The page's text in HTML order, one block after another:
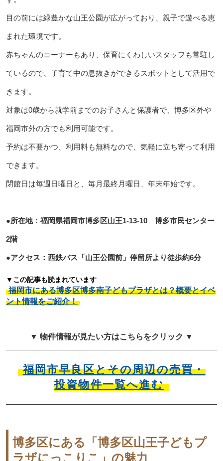
目の前には緑豊かな山王公園が広がっており、親子で遊べる恵
まれた環境です。
赤ちゃんのコーナーもあり、保育にくわしいスタッフも常駐し
ているので、子育て中の息抜きができるスポットとして活用で
きます。
対象は0歳から就学前までのお子さんと保護者で、博多区外や
福岡市外の方でも利用可能です。
予約は不要かつ、利用料も無料なので、気軽に立ち寄って利用
できます。
閉館日は毎週日曜日と、毎月最終月曜日、年末年始です。
●所在地：福岡県福岡市博多区山王1-13-10 博多市民センター
2階
●アクセス：西鉄バス「山王公園前」停留所より徒歩約6分
▼この記事も読まれています
福岡市にある博多区博多南子どもプラザとは？概要とイベ
ント情報をご紹介！
▼ 物件情報が見たい方はこちらをクリック ▼
福岡市早良区とその周辺の売買・
投資物件一覧へ進む
博多区にある「博多区山王子どもプ
ラザにっこりこ」の魅力